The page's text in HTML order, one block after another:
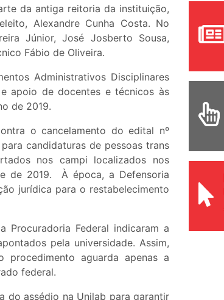
da antiga reitoria da instituição,
Alexandre Cunha Costa. No
Júnior, José Josberto Sousa,
Fábio de Oliveira.
Administrativos Disciplinares
apoio de docentes e técnicos às
de 2019.
o cancelamento do edital nº
candidaturas de pessoas trans
nos campi localizados nos
de 2019. À época, a Defensoria
jurídica para o restabelecimento
Federal indicaram a
pela universidade. Assim,
procedimento aguarda apenas a
federal.
do assédio na Unilab para garantir